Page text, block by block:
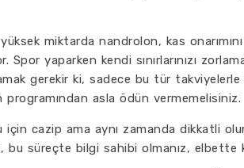
miktarda nandrolon, kas onarımını
Spor yaparken kendi sınırlarınızı
gerekir ki, sadece bu tür
asla ödün vermemelisiniz.
cazip ama aynı zamanda dikkatli
süreçte bilgi sahibi olmanız, elbette